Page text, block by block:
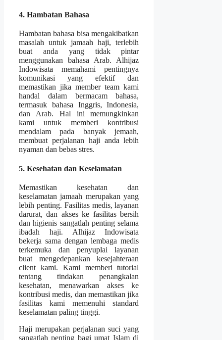
4. Hambatan Bahasa
Hambatan bahasa bisa mengakibatkan
masalah untuk jamaah haji, terlebih
buat anda yang tidak pintar
menggunakan bahasa Arab. Alhijaz
Indowisata memahami pentingnya
komunikasi yang efektif dan
memastikan jika member team kami
handal dalam bermacam bahasa,
termasuk bahasa Inggris, Indonesia,
dan Arab. Hal ini memungkinkan
kami untuk memberi kontribusi
mendalam pada banyak jemaah,
membuat perjalanan haji anda lebih
nyaman dan bebas stres.
5. Kesehatan dan Keselamatan
Memastikan kesehatan dan
keselamatan jamaah merupakan yang
lebih penting. Fasilitas medis, layanan
darurat, dan akses ke fasilitas bersih
dan higienis sangatlah penting selama
ibadah haji. Alhijaz Indowisata
bekerja sama dengan lembaga medis
terkemuka dan penyuplai layanan
buat mengedepankan kesejahteraan
client kami. Kami memberi tutorial
tentang tindakan penangkalan
kesehatan, menawarkan akses ke
kontribusi medis, dan memastikan jika
fasilitas kami memenuhi standard
keselamatan paling tinggi.
Haji merupakan perjalanan suci yang
sangatlah penting bagi umat Islam di